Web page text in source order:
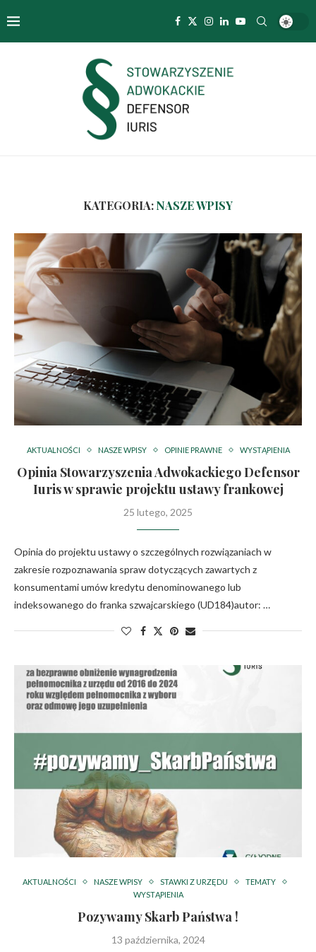
KATEGORIA:NASZE WPISY
AKTUALNOŚCI NASZE WPISY OPINIE PRAWNE WYSTĄPIENIA
Opinia Stowarzyszenia Adwokackiego Defensor
Iuris w sprawie projektu ustawy frankowej
25 lutego, 2025
Opinia do projektu ustawy o szczególnych rozwiązaniach w
zakresie rozpoznawania spraw dotyczących zawartych z
konsumentami umów kredytu denominowanego lub
indeksowanego do franka szwajcarskiego (UD184)autor: …
AKTUALNOŚCI NASZE WPISY STAWKI Z URZĘDU
TEMATY
WYSTĄPIENIA
Pozywamy Skarb Państwa !
13 października, 2024